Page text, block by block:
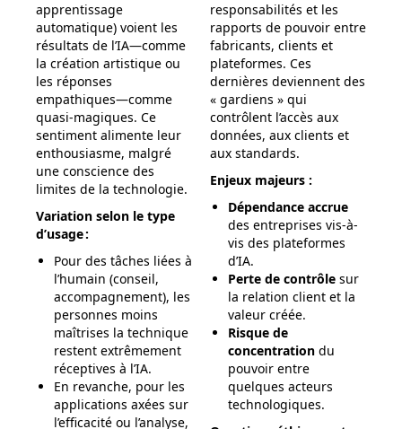
apprentissage
automatique) voient les
résultats de l’IA—comme
la création artistique ou
les réponses
empathiques—comme
quasi-magiques. Ce
sentiment alimente leur
enthousiasme, malgré
une conscience des
limites de la technologie.
Variation selon le type
d’usage :
Pour des tâches liées à
l’humain (conseil,
accompagnement), les
personnes moins
maîtrises la technique
restent extrêmement
réceptives à l’IA.
En revanche, pour les
applications axées sur
l’efficacité ou l’analyse,
responsabilités et les
rapports de pouvoir entre
fabricants, clients et
plateformes. Ces
dernières deviennent des
« gardiens » qui
contrôlent l’accès aux
données, aux clients et
aux standards.
Enjeux majeurs :
Dépendance accrue
des entreprises vis-à-
vis des plateformes
d’IA.
Perte de contrôle sur
la relation client et la
valeur créée.
Risque de
concentration du
pouvoir entre
quelques acteurs
technologiques.